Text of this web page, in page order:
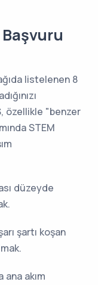
Başvuru
listelenen 8
özellikle "benzer
STEM
düzeyde
şartı koşan
akım